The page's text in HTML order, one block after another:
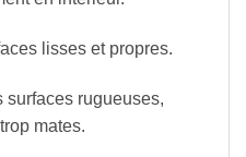
lisses et propres.
rugueuses,
mates.